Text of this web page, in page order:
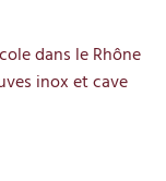
dans le Rhône
inox et cave